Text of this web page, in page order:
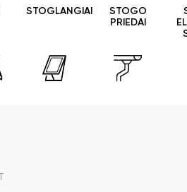
STOGLANGIAI
STOGO
PRIEDAI